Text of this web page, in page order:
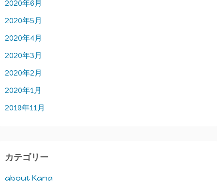
2020年6月
2020年5月
2020年4月
2020年3月
2020年2月
2020年1月
2019年11月
カテゴリー
about Kana